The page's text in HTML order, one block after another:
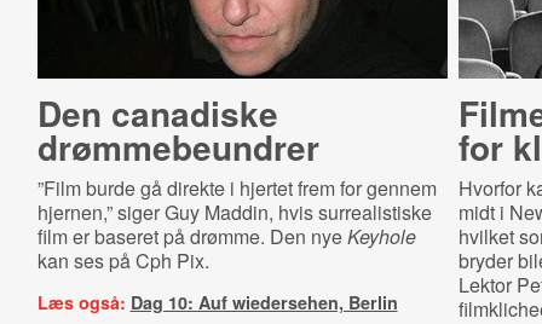
Den canadiske
drømmebeundrer
”Film burde gå direkte i hjertet frem for gennem
hjernen,” siger Guy Maddin, hvis surrealistiske
film er baseret på drømme. Den nyeKeyhole
kan ses på Cph Pix.
Læs også: Dag 10: Auf wiedersehen, Berlin
for
Hvorfor
midt i
hvilket
bryder
Lektor